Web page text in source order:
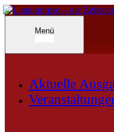
Inhalte
überspringen
Menü
Aktuelle